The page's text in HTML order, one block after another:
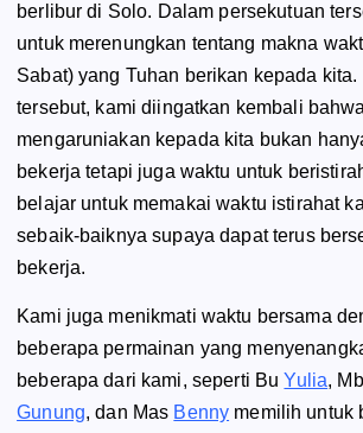
berlibur di Solo. Dalam persekutuan
untuk merenungkan tentang makna
Sabat) yang Tuhan berikan kepada
tersebut, kami diingatkan kembali
mengaruniakan kepada kita bukan
bekerja tetapi juga waktu untuk
belajar untuk memakai waktu istirahat
sebaik-baiknya supaya dapat terus
bekerja.
Kami juga menikmati waktu bersama
beberapa permainan yang
beberapa dari kami, seperti BuYulia,
Gunung, dan Mas Benny memilih untuk